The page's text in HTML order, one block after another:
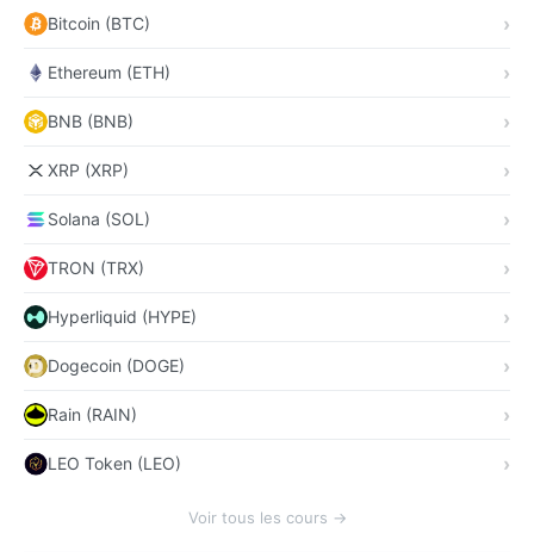
Bitcoin (BTC)
Ethereum (ETH)
BNB (BNB)
XRP (XRP)
Solana (SOL)
TRON (TRX)
Hyperliquid (HYPE)
Dogecoin (DOGE)
Rain (RAIN)
LEO Token (LEO)
Voir tous les cours →